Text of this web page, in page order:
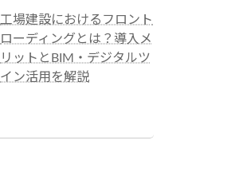
工場建設におけるフロント
ローディングとは？導入メ
リットとBIM・デジタルツ
イン活用を解説